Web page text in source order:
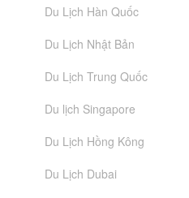
Du Lịch Hàn Quốc
Du Lịch Nhật Bản
Du Lịch Trung Quốc
Du lịch Singapore
Du Lịch Hồng Kông
Du Lịch Dubai